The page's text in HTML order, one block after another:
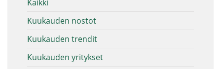
Kaikki
Kuukauden nostot
Kuukauden trendit
Kuukauden yritykset